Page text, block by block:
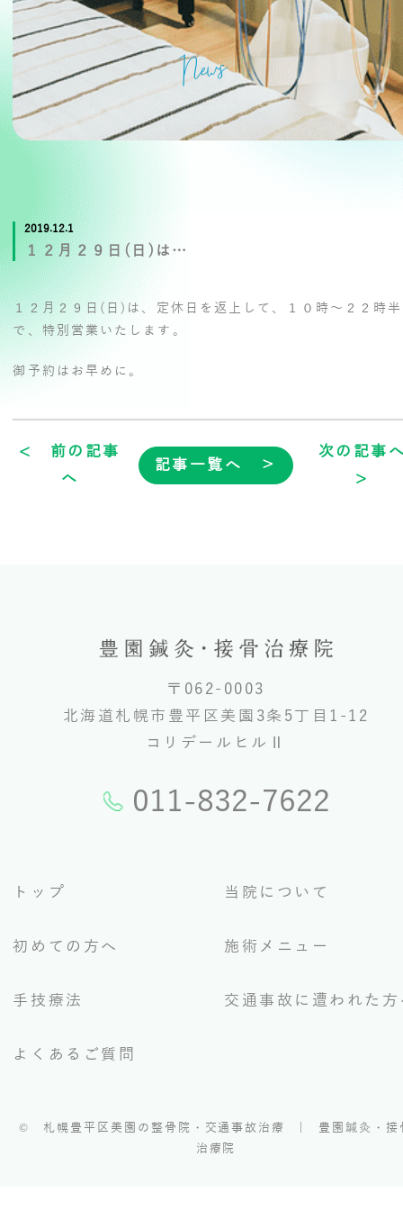
News
2019.12.1
１２月２９日(日)は…
１２月２９日(日)は、定休日を返上して、１０時～２２時
で、特別営業いたします。
御予約はお早めに。
< 前の記事
へ
記事一覧へ ＞
次の記事
>
〒062-0003
北海道札幌市豊平区美園3条5丁目1-12
コリデールヒルⅡ
011-832-7622
トップ 当院について
初めての方へ 施術メニュー
手技療法 交通事故に遭われた方
よくあるご質問
© 札幌豊平区美園の整骨院・交通事故治療 | 豊園鍼灸・接
治療院